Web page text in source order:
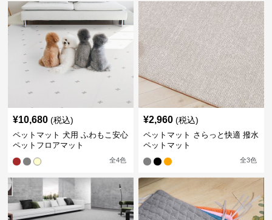
¥10,680 (税込)
ペットマット 犬用 ふわもこ安心
ペットフロアマット
全4色
¥2,960 (税込)
ペットマット さらっと快適 撥水
ペットマット
全3色